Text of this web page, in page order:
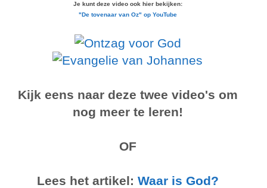
Je kunt deze video ook hier bekijken:
"De tovenaar van Oz" op YouTube
Kijk eens naar deze twee video's om
nog meer te leren!
OF
Lees het artikel: Waar is God?